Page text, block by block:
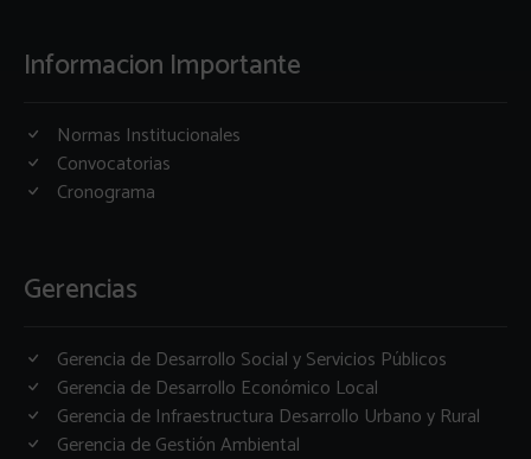
Informacion Importante
Normas Institucionales
Convocatorias
Cronograma
Gerencias
Gerencia de Desarrollo Social y Servicios Públicos
Gerencia de Desarrollo Económico Local
Gerencia de Infraestructura Desarrollo Urbano y Rural
Gerencia de Gestión Ambiental